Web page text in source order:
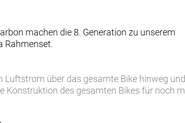
machen die 8. Generation zu unserem
Rahmenset.
Luftstrom über das gesamte Bike hinweg
Konstruktion des gesamten Bikes für noch